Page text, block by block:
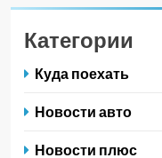
Категории
Куда поехать
Новости авто
Новости плюс